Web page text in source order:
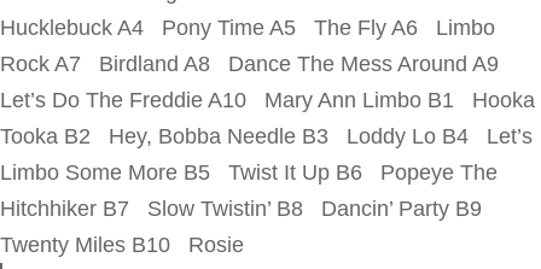
e
c
k
e
r
–
L
Hucklebuck A4 Pony Time A5 The Fly A6 Limbo
Rock A7 Birdland A8 Dance The Mess Around A9
Let’s Do The Freddie A10 Mary Ann Limbo B1 Hooka
Tooka B2 Hey, Bobba Needle B3 Loddy Lo B4 Let’s
Limbo Some More B5 Twist It Up B6 Popeye The
Hitchhiker B7 Slow Twistin’ B8 Dancin’ Party B9
Twenty Miles B10 Rosie